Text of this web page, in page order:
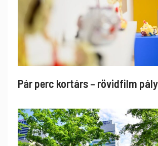
Pár perc kortárs – rövidfilm